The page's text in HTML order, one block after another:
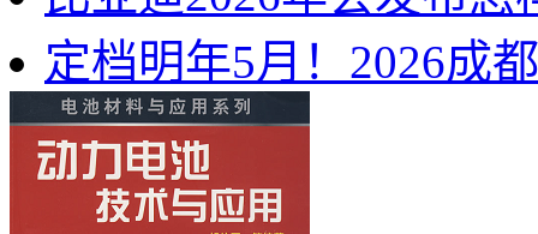
定档明年5月！2026成